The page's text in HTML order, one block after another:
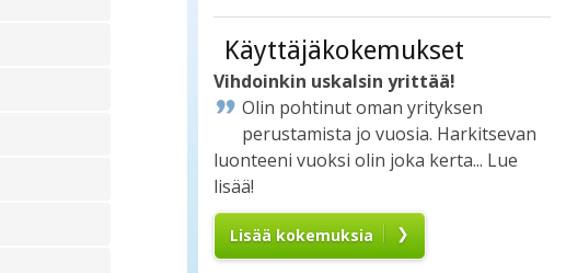
Käyttäjäkokemukset
Vihdoinkin uskalsin yrittää!
Olin pohtinut oman yrityksen
perustamista jo vuosia. Harkitsevan
luonteeni vuoksi olin joka kerta... Lue
lisää!
Lisää kokemuksia